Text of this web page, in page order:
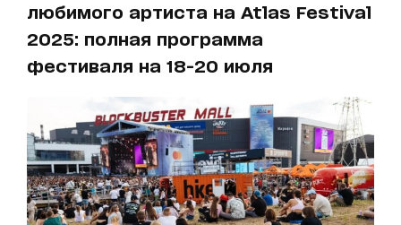
любимого артиста на Atlas Festival
2025: полная программа
фестиваля на 18-20 июля